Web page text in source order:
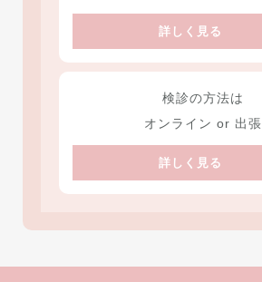
詳しく見る
検診の方法は
オンライン or 出張
詳しく見る